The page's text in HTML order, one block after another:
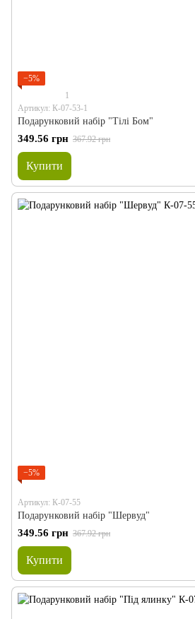
−5%
1
Артикул: К-07-53-1
Подарунковий набір "Тілі Бом"
349.56 грн 367.92 грн
Купити
−5%
Артикул: К-07-55
Подарунковий набір "Шервуд"
349.56 грн 367.92 грн
Купити